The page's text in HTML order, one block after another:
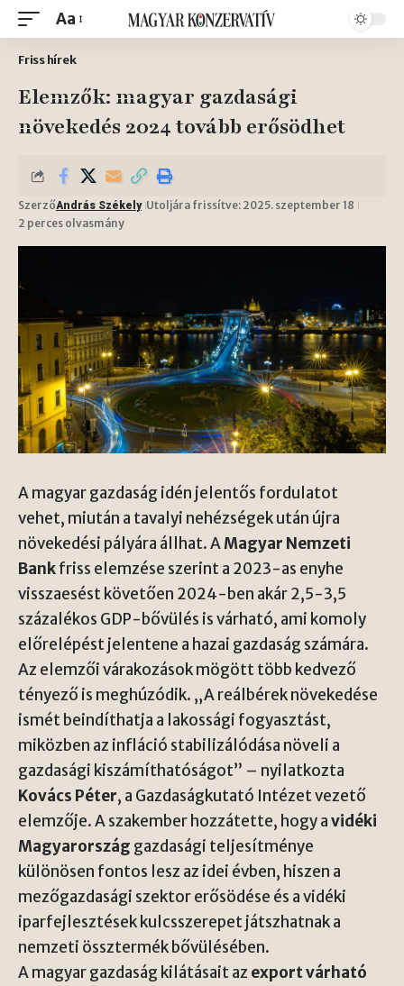
Aa
Friss hírek
Elemzők: magyar gazdasági
növekedés 2024 tovább erősödhet
SzerzőAndrás Székely Utoljára frissítve: 2025. szeptember 18
2 perces olvasmány
A magyar gazdaság idén jelentős fordulatot
vehet, miután a tavalyi nehézségek után újra
növekedési pályára állhat. AMagyar Nemzeti
Bankfriss elemzése szerint a 2023-as enyhe
visszaesést követően 2024-ben akár 2,5-3,5
százalékos GDP-bővülés is várható, ami komoly
előrelépést jelentene a hazai gazdaság számára.
Az elemzői várakozások mögött több kedvező
tényező is meghúzódik. „A reálbérek növekedése
ismét beindíthatja a lakossági fogyasztást,
miközben az infláció stabilizálódása növeli a
gazdasági kiszámíthatóságot” – nyilatkozta
Kovács Péter, a Gazdaságkutató Intézet vezető
elemzője. A szakember hozzátette, hogy avidéki
Magyarország gazdasági teljesítménye
különösen fontos lesz az idei évben, hiszen a
mezőgazdasági szektor erősödése és a vidéki
iparfejlesztések kulcsszerepet játszhatnak a
nemzeti össztermék bővülésében.
A magyar gazdaság kilátásait az export várható